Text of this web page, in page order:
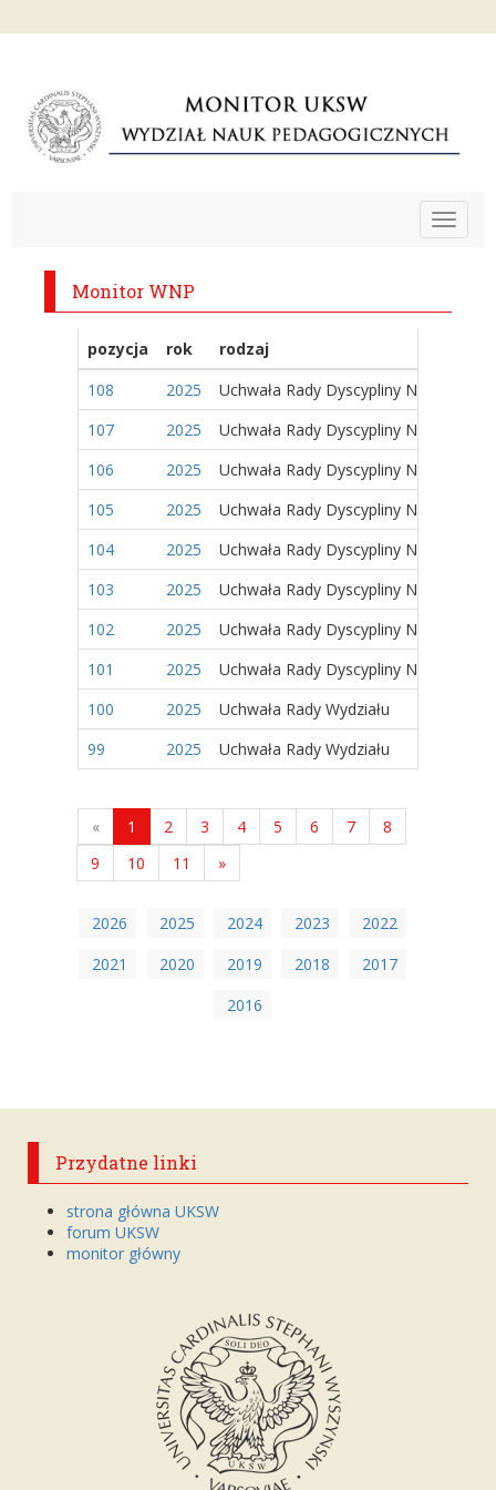
Toggle
Monitor WNP
pozycja rok
rodzaj
108
2025
Uchwała Rady Dyscypliny Naukowej
107
2025
Uchwała Rady Dyscypliny Naukowej
106
2025
Uchwała Rady Dyscypliny Naukowej
105
2025
Uchwała Rady Dyscypliny Naukowej
104
2025
Uchwała Rady Dyscypliny Naukowej
103
2025
Uchwała Rady Dyscypliny Naukowej
102
2025
Uchwała Rady Dyscypliny Naukowej
101
2025
Uchwała Rady Dyscypliny Naukowej
100
2025
Uchwała Rady Wydziału
99
2025 Uchwała Rady Wydziału
« 1 2 3 4 5 6 7
8
9
10 11 »
2026 2025 2024 2023
2022
2021
2020 2019 2018
2017
2016
Przydatne linki
strona główna UKSW
forum UKSW
monitor główny